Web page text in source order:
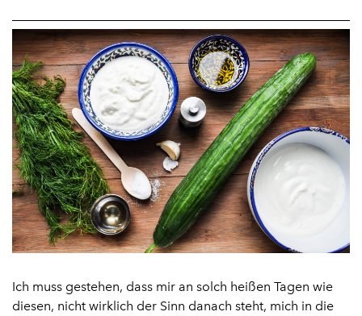
Ich muss gestehen, dass mir an solch heißen Tagen wie
diesen, nicht wirklich der Sinn danach steht, mich in die